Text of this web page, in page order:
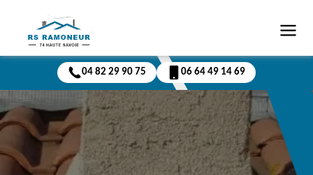
04 82 29 90 75 06 64 49 14 69